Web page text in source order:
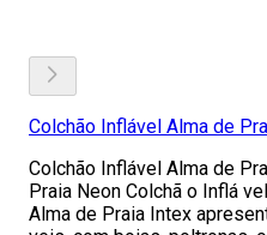
Colchão Inflável Alma de
Colchão Inflável Alma de
Praia Neon Colchã o Inflá
Alma de Praia Intex